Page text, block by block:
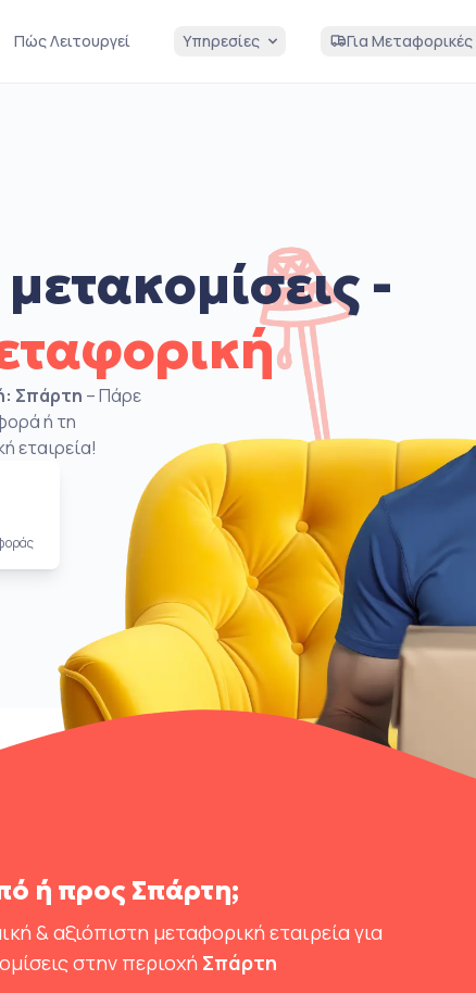
Πώς Λειτουργεί Υπηρεσίες Για Μεταφορικές
-
Σπάρτη – Πάρε
ή τη
εταιρεία!
ή προς Σπάρτη;
& αξιόπιστη μεταφορική εταιρεία για
στην περιοχή Σπάρτη